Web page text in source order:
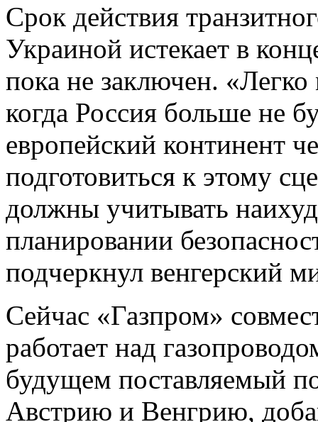
Срок действия
Украиной истекает в
пока не заключен.
когда Россия больше не
европейский континент
подготовиться к этому
должны учитывать
планировании
подчеркнул венгерский
Сейчас «Газпром»
работает над
будущем поставляемый
Австрию и Венгрию,